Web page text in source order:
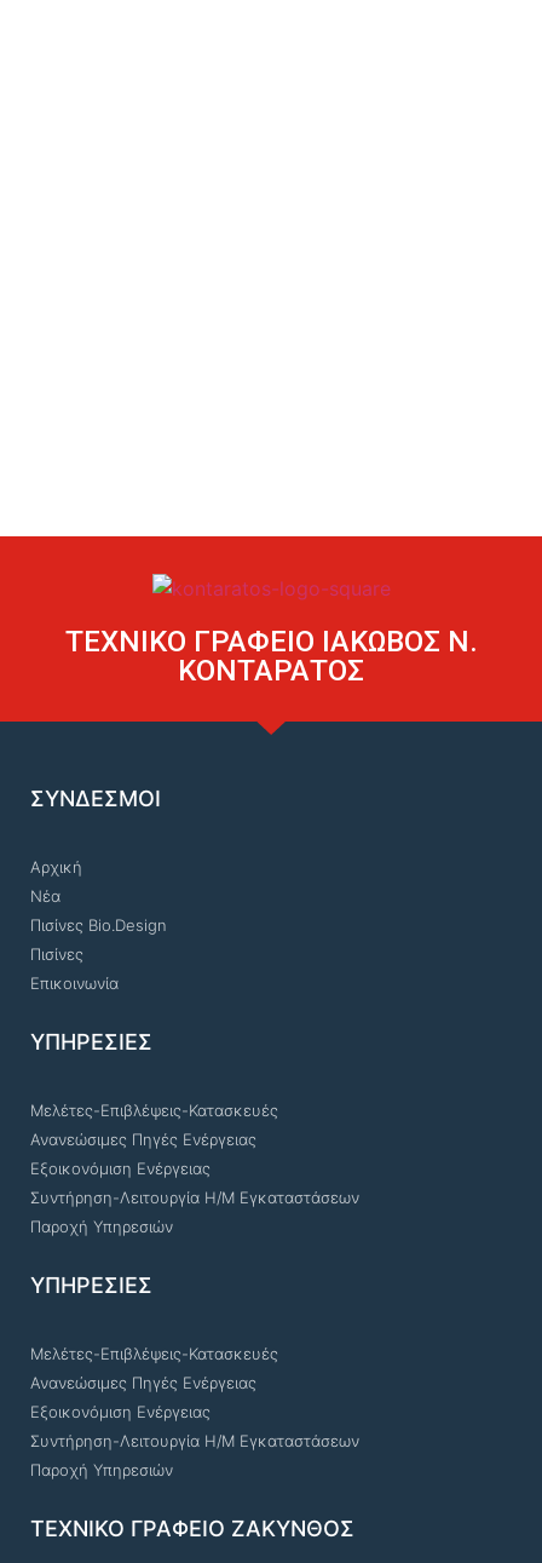
ΤΕΧΝΙΚΟ ΓΡΑΦΕΙΟ ΙΑΚΩΒΟΣ Ν.
ΚΟΝΤΑΡΑΤΟΣ
ΣΥΝΔΕΣΜΟΙ
Αρχική
Νέα
Πισίνες Bio.Design
Πισίνες
Επικοινωνία
ΥΠΗΡΕΣΙΕΣ
Μελέτες-Επιβλέψεις-Κατασκευές
Ανανεώσιμες Πηγές Ενέργειας
Εξοικονόμιση Ενέργειας
Συντήρηση-Λειτουργία Η/Μ Εγκαταστάσεων
Παροχή Υπηρεσιών
ΥΠΗΡΕΣΙΕΣ
Μελέτες-Επιβλέψεις-Κατασκευές
Ανανεώσιμες Πηγές Ενέργειας
Εξοικονόμιση Ενέργειας
Συντήρηση-Λειτουργία Η/Μ Εγκαταστάσεων
Παροχή Υπηρεσιών
ΤΕΧΝΙΚΟ ΓΡΑΦΕΙΟ ΖΑΚΥΝΘΟΣ